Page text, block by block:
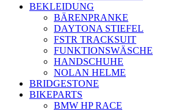
BEKLEIDUNG
BÄRENPRANKE
DAYTONA STIEFEL
FSTR TRACKSUIT
FUNKTIONSWÄSCHE
HANDSCHUHE
NOLAN HELME
BRIDGESTONE
BIKEPARTS
BMW HP RACE